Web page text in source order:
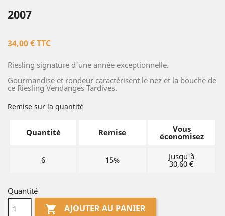
2007
34,00 € TTC
Riesling signature d'une année exceptionnelle.
Gourmandise et rondeur caractérisent le nez et la bouche de
ce Riesling Vendanges Tardives.
Remise sur la quantité
Quantité Remise Vous
économisez
6 15% Jusqu'à
30,60 €
Quantité
 AJOUTER AU PANIER